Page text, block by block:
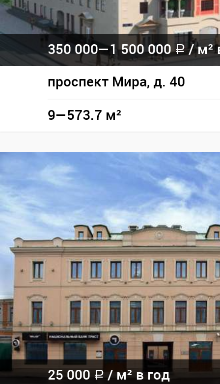
350 000—1 500 000a /м²
проспект Мира, д. 40
9—573.7 м²
25 000 a / м² в год